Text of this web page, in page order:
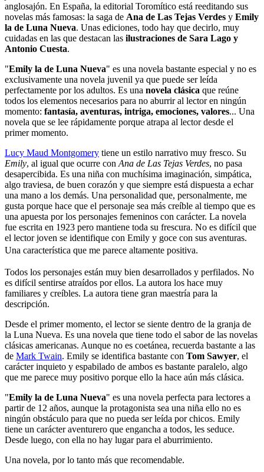
anglosajón. En España, la editorial Toromítico está reeditando sus
novelas más famosas: la saga de Ana de Las Tejas Verdes y Emily
la de Luna Nueva. Unas ediciones, todo hay que decirlo, muy
cuidadas en las que destacan las ilustraciones de Sara Lago y
Antonio Cuesta.
"Emily la de Luna Nueva" es una novela bastante especial y no es
exclusivamente una novela juvenil ya que puede ser leída
perfectamente por los adultos. Es una novela clásica que reúne
todos los elementos necesarios para no aburrir al lector en ningún
momento: fantasía, aventuras, intriga, emociones, valores... Una
novela que se lee rápidamente porque atrapa al lector desde el
primer momento.
Lucy Maud Montgomery tiene un estilo narrativo muy fresco. Su
Emily, al igual que ocurre con Ana de Las Tejas Verdes, no pasa
desapercibida. Es una niña con muchísima imaginación, simpática,
algo traviesa, de buen corazón y que siempre está dispuesta a echar
una mano a los demás. Una personalidad que, personalmente, me
gusta porque hace que el personaje sea más creíble al tiempo que es
una apuesta por los personajes femeninos con carácter. La novela
fue escrita en 1923 pero mantiene toda su frescura. No es difícil que
el lector joven se identifique con Emily y goce con sus aventuras.
Una característica que me parece altamente positiva.
Todos los personajes están muy bien desarrollados y perfilados. No
es difícil sentirse atraídos por ellos. La autora los hace muy
familiares y creíbles. La autora tiene gran maestría para la
descripción.
Desde el primer momento, el lector se siente dentro de la granja de
la Luna Nueva. Es una novela que tiene todo el sabor de las novelas
clásicas americanas. Aunque no es coetánea, recuerda bastante a las
de Mark Twain. Emily se identifica bastante con Tom Sawyer, el
carácter inquieto y espabilado de ambos es bastante paralelo, algo
que me parece muy positivo porque ello la hace aún más clásica.
"Emily la de Luna Nueva" es una novela perfecta para lectores a
partir de 12 años, aunque la protagonista sea una niña ello no es
ningún obstáculo para que no pueda ser leída por chicos. Emily
tiene un carácter aventurero que engancha a todos, les seduce.
Desde luego, con ella no hay lugar para el aburrimiento.
Una novela, por lo tanto más que recomendable.